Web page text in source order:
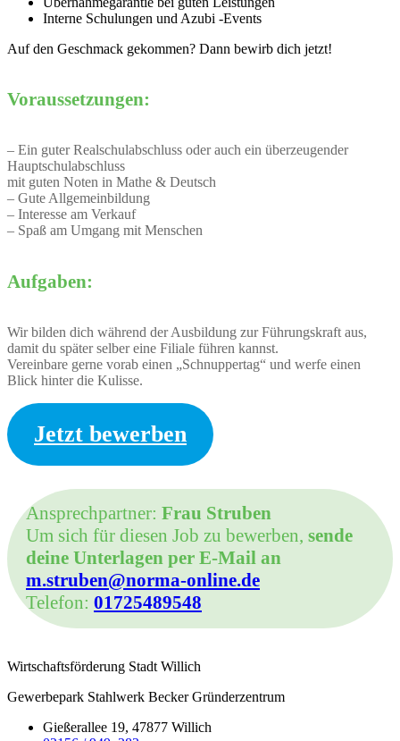
Interne Schulungen und Azubi -Events
Auf den Geschmack gekommen? Dann bewirb dich jetzt!
Voraussetzungen:
– Ein guter Realschulabschluss oder auch ein überzeugender
Hauptschulabschluss
mit guten Noten in Mathe & Deutsch
– Gute Allgemeinbildung
– Interesse am Verkauf
– Spaß am Umgang mit Menschen
Aufgaben:
Wir bilden dich während der Ausbildung zur Führungskraft aus,
damit du später selber eine Filiale führen kannst.
Vereinbare gerne vorab einen „Schnuppertag“ und werfe einen
Blick hinter die Kulisse.
Jetzt bewerben
Ansprechpartner: Frau Struben
Um sich für diesen Job zu bewerben, sende
deine Unterlagen per E-Mail an
m.struben@norma-online.de
Telefon: 01725489548
Wirtschaftsförderung Stadt Willich
Gewerbepark Stahlwerk Becker Gründerzentrum
Gießerallee 19, 47877 Willich